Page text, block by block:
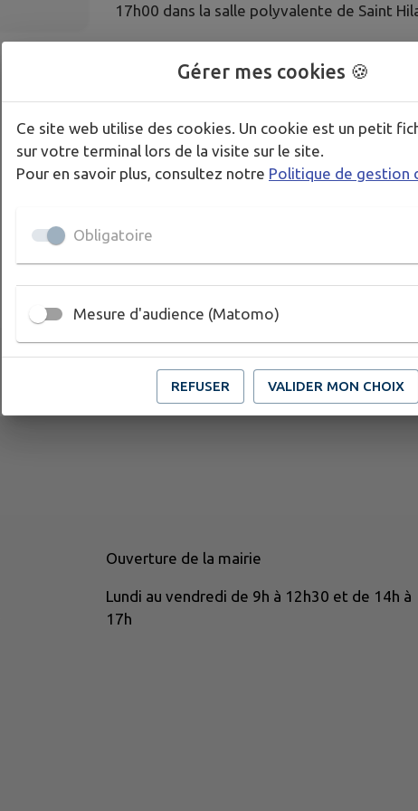
17h00 dans la salle polyvalente de Saint
Merci de confirmer votre présence au 06
Ouverture de la mairie
Lundi au vendredi de 9h à 12h30 et de 14h à
17h
Gérer mes cookies 🍪
Ce site web utilise des cookies. Un cookie est un petit
sur votre terminal lors de la visite sur le site.
Pour en savoir plus, consultez notre Politique de gestion
Obligatoire
Mesure d'audience (Matomo)
REFUSER VALIDER MON CHOIX